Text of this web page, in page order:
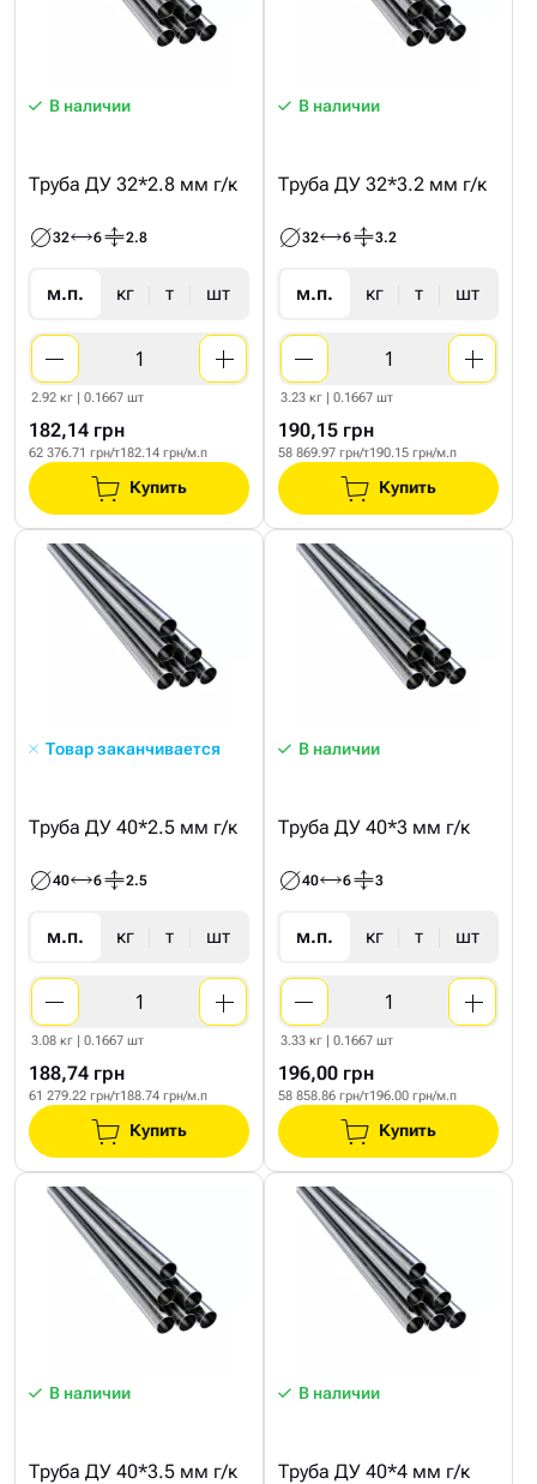
В наличии
Труба ДУ 32*2.8 мм г/к
32 6 2.8
м.п. кг т шт
2.92 кг | 0.1667 шт
182,14 грн
62 376.71 грн/т182.14 грн/м.п
Купить
В наличии
Труба ДУ 32*3.2 мм г/к
32 6 3.2
м.п. кг т шт
3.23 кг | 0.1667 шт
190,15 грн
58 869.97 грн/т190.15 грн/м.п
Купить
Товар заканчивается
Труба ДУ 40*2.5 мм г/к
40 6 2.5
м.п. кг т шт
3.08 кг | 0.1667 шт
188,74 грн
61 279.22 грн/т188.74 грн/м.п
Купить
В наличии
Труба ДУ 40*3 мм г/к
40 6 3
м.п. кг т шт
3.33 кг | 0.1667 шт
196,00 грн
58 858.86 грн/т196.00 грн/м.п
Купить
В наличии
Труба ДУ 40*3.5 мм г/к
В наличии
Труба ДУ 40*4 мм г/к